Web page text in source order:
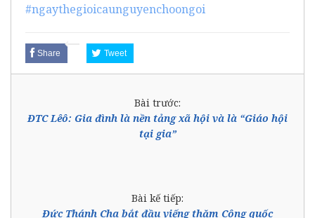
#ngaythegioicaunguyenchoongoi
Share Tweet
Bài trước:
ĐTC Lêô: Gia đình là nền tảng xã hội và là “Giáo hội
tại gia”
Bài kế tiếp:
Đức Thánh Cha bắt đầu viếng thăm Công quốc